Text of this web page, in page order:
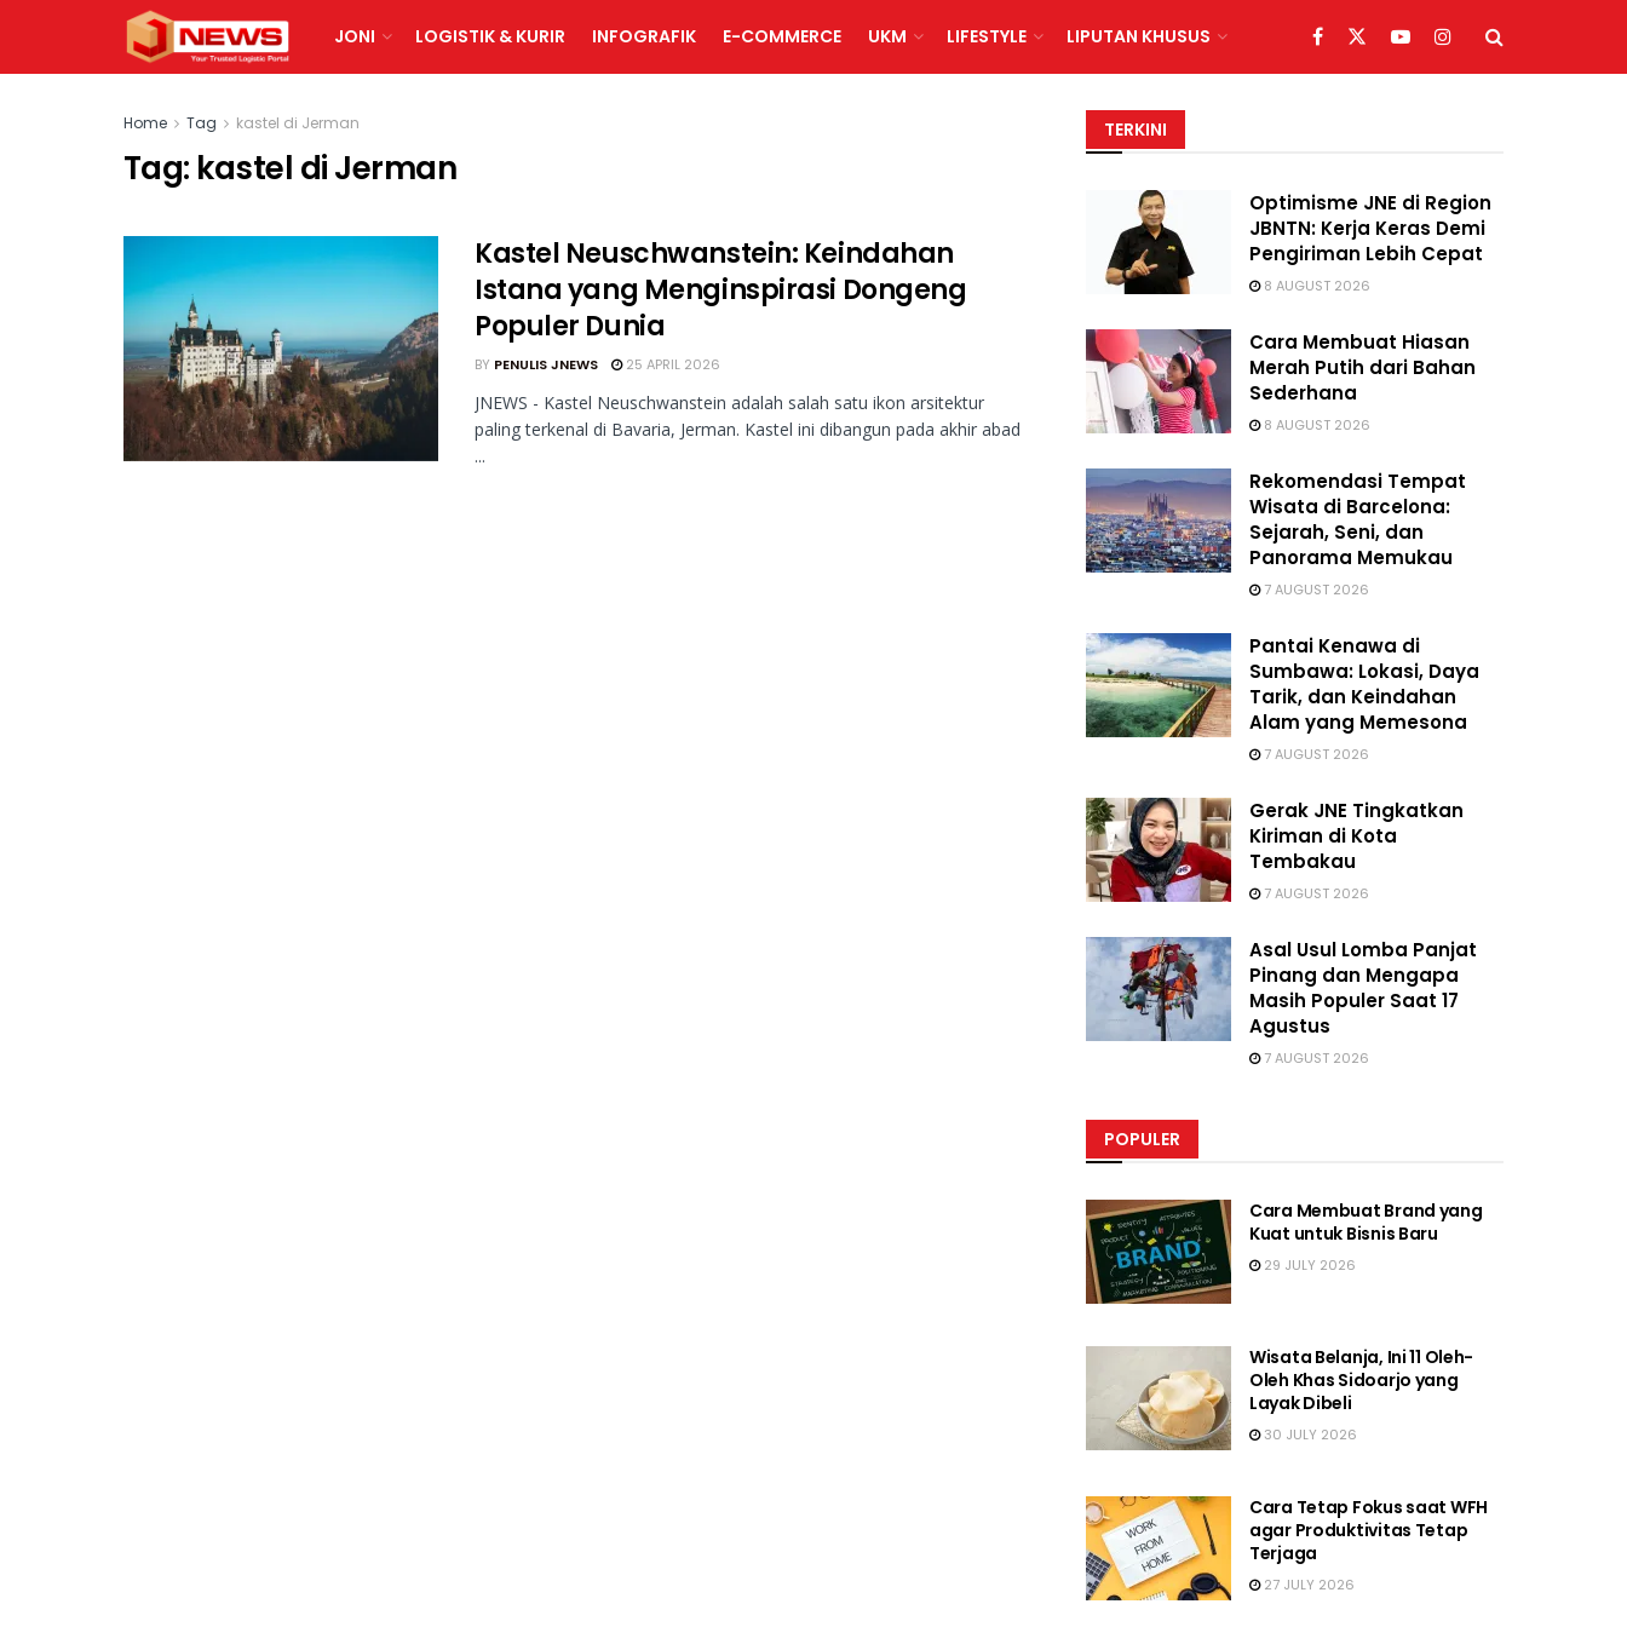
JONI LOGISTIK & KURIR INFOGRAFIK E-COMMERCE UKM LIFESTYLE LIPUTAN KHUSUS
Home Tag kastel di Jerman
Tag: kastel di Jerman
Kastel Neuschwanstein: Keindahan
Istana yang Menginspirasi Dongeng
Populer Dunia
BY PENULIS JNEWS 25 APRIL 2026
JNEWS - Kastel Neuschwanstein adalah salah satu ikon arsitektur
paling terkenal di Bavaria, Jerman. Kastel ini dibangun pada akhir abad
...
TERKINI
Optimisme JNE di Region
JBNTN: Kerja Keras Demi
Pengiriman Lebih Cepat
8 AUGUST 2026
Cara Membuat Hiasan
Merah Putih dari Bahan
Sederhana
8 AUGUST 2026
Rekomendasi Tempat
Wisata di Barcelona:
Sejarah, Seni, dan
Panorama Memukau
7 AUGUST 2026
Pantai Kenawa di
Sumbawa: Lokasi, Daya
Tarik, dan Keindahan
Alam yang Memesona
7 AUGUST 2026
Gerak JNE Tingkatkan
Kiriman di Kota
Tembakau
7 AUGUST 2026
Asal Usul Lomba Panjat
Pinang dan Mengapa
Masih Populer Saat 17
Agustus
7 AUGUST 2026
POPULER
Cara Membuat Brand yang
Kuat untuk Bisnis Baru
29 JULY 2026
Wisata Belanja, Ini 11 Oleh-
Oleh Khas Sidoarjo yang
Layak Dibeli
30 JULY 2026
Cara Tetap Fokus saat WFH
agar Produktivitas Tetap
Terjaga
27 JULY 2026